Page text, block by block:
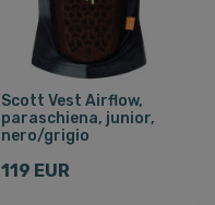
Scott Vest Airflow,
paraschiena, junior,
nero/grigio
119 EUR